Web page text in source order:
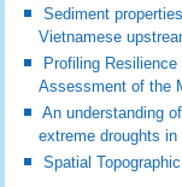
Sediment
Vietnamese
Profiling
Assessment of the
An understanding
extreme droughts
Spatial